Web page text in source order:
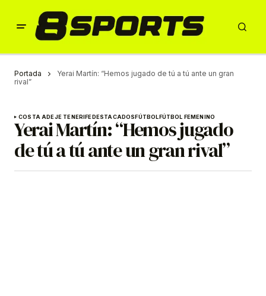
Portada
Yerai Martín: “Hemos jugado de tú a tú ante un gran
rival”
COSTA ADEJE TENERIFEDESTACADOSFÚTBOLFÚTBOL FEMENINO
Yerai Martín: “Hemos jugado
de tú a tú ante un gran rival”